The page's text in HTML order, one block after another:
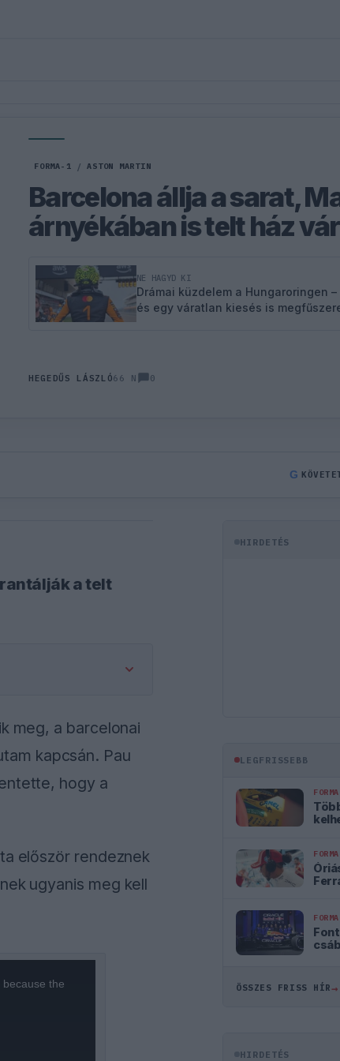
FORMA-1 / ASTON MARTIN
Barcelona állja a sarat,
árnyékában is telt ház
NE HAGYD KI
Drámai küzdelem a Hungaroringen
és egy váratlan kiesés is
HEGEDŰS LÁSZLÓ66 N 0
G
a telt
meg, a barcelonai
kapcsán. Pau
hogy a
először rendeznek
ugyanis meg kell
the
HIRDETÉS
LEGFRISSEBB
ÖSSZES FRISS HÍR→
HIRDETÉS